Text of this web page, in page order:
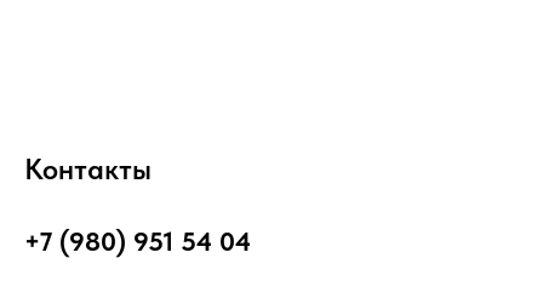
Контакты
+7 (980) 951 54 04